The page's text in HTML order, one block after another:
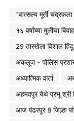
*वात्सल्य मूर्ती
१६ वर्षांच्या मुलीचा
29 तारखेला विशाल
अकलूज - पोलिस
अध्यात्मिक वार्ता
अहमदपूर येथे प्रभू श्री
आज पंढरपूर 8 जिल्हा